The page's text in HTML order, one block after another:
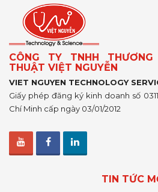
CÔNG TY TNHH
THUẬT VIỆT NGUYỄN
VIET NGUYEN TECHNOLOGY
Giấy phép đăng ký kinh doanh số
Chí Minh cấp ngày 03/01/2012
TIN TỨC